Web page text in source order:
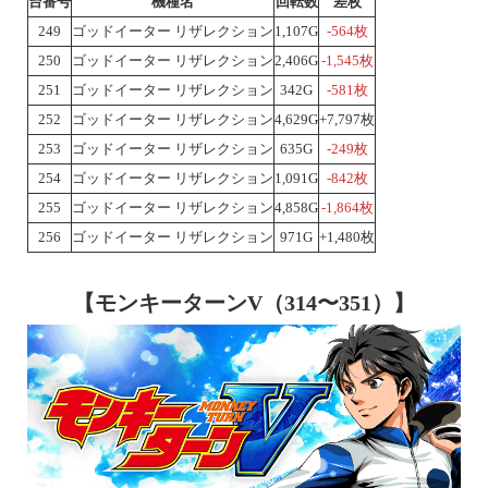
249
ゴッドイーター リザレクション 1,107G -564枚
250
ゴッドイーター リザレクション2,406G -1,545枚
251
ゴッドイーター リザレクション 342G
-581枚
252
ゴッドイーター リザレクション4,629G+7,797枚
253
ゴッドイーター リザレクション 635G
-249枚
254
ゴッドイーター リザレクション 1,091G -842枚
255
ゴッドイーター リザレクション4,858G -1,864枚
256
ゴッドイーター リザレクション 971G +1,480枚
【モンキーターンV（314〜351）】